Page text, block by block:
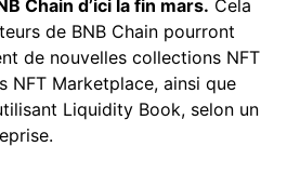
Chain d’ici la fin mars. Cela
de BNB Chain pourront
de nouvelles collections NFT
NFT Marketplace, ainsi que
Liquidity Book, selon un